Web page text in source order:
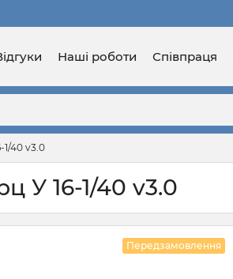
Наші роботи Співпраця
1/40 v3.0
У 16-1/40 v3.0
Передзамовлення